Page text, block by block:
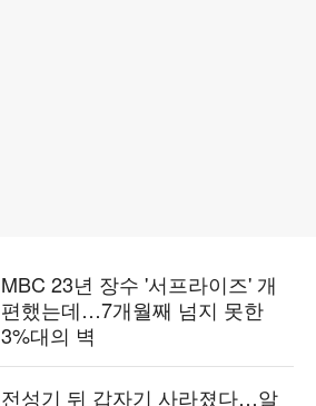
MBC 23년 장수 '서프라이즈' 개
편했는데…7개월째 넘지 못한
3%대의 벽
전성기 뒤 갑자기 사라졌다…알